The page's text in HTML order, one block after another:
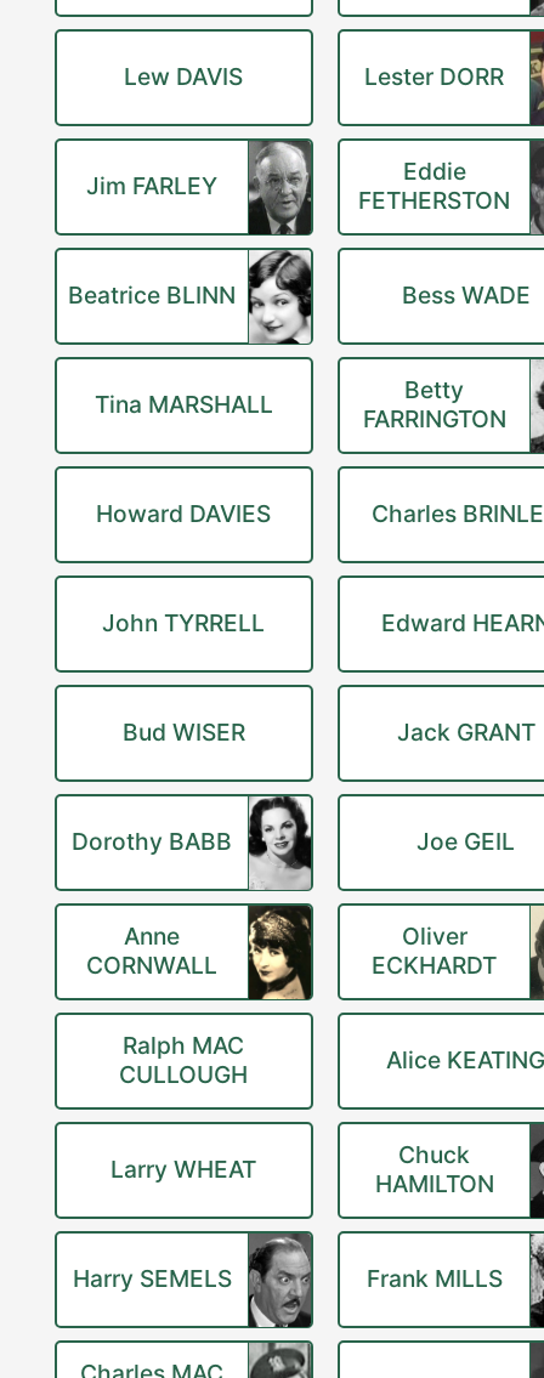
Lew DAVIS Lester DORR
Jim FARLEY
Eddie
FETHERSTON
Beatrice BLINN Bess WADE
Tina MARSHALL
Betty
FARRINGTON
Howard DAVIES Charles
John TYRRELL Edward
Bud WISER Jack GRANT
Dorothy BABB Joe GEIL
Anne
CORNWALL
Oliver
ECKHARDT
Ralph MAC
CULLOUGH
Alice
Larry WHEAT
Chuck
HAMILTON
Harry SEMELS Frank MILLS